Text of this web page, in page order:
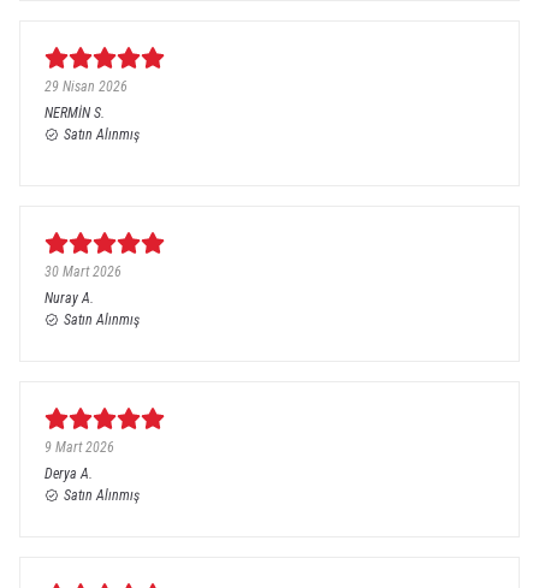
29 Nisan 2026
NERMİN S.
Satın Alınmış
30 Mart 2026
Nuray A.
Satın Alınmış
9 Mart 2026
Derya A.
Satın Alınmış